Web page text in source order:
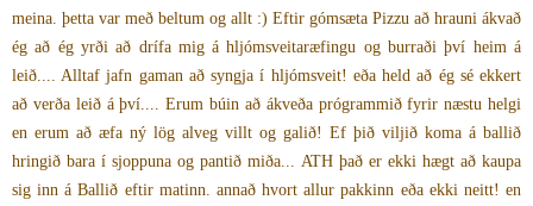
meina. þetta var með beltum og allt :) Eftir gómsæta Pizzu að hrauni ákvað
ég að ég yrði að drífa mig á hljómsveitaræfingu og burraði því heim á
leið.... Alltaf jafn gaman að syngja í hljómsveit! eða held að ég sé ekkert
að verða leið á því.... Erum búin að ákveða prógrammið fyrir næstu helgi
en erum að æfa ný lög alveg villt og galið! Ef þið viljið koma á ballið
hringið bara í sjoppuna og pantið miða... ATH það er ekki hægt að kaupa
sig inn á Ballið eftir matinn. annað hvort allur pakkinn eða ekki neitt! en